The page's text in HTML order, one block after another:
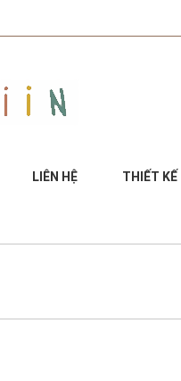
LIÊN HỆ THIẾT KẾ